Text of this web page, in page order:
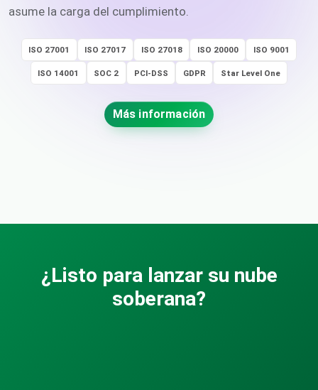
asume la carga del cumplimiento.
ISO 27001 ISO 27017 ISO 27018 ISO 20000 ISO 9001
ISO 14001 SOC 2 PCI-DSS GDPR Star Level One
Más información
¿Listo para lanzar su nube
soberana?